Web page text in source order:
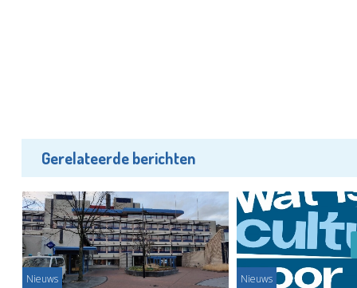
Gerelateerde berichten
Nieuws Nieuws